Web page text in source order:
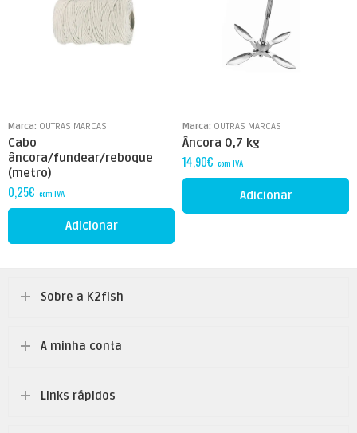
Marca: OUTRAS MARCAS
Cabo
âncora/fundear/reboque
(metro)
0,25€ com IVA
Adicionar
Marca: OUTRAS MARCAS
Âncora 0,7 kg
14,90€ com IVA
Adicionar
Sobre a K2fish
A minha conta
Links rápidos